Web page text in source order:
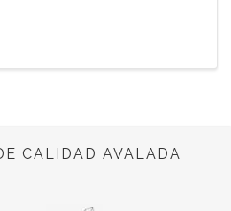
CALIDAD AVALADA